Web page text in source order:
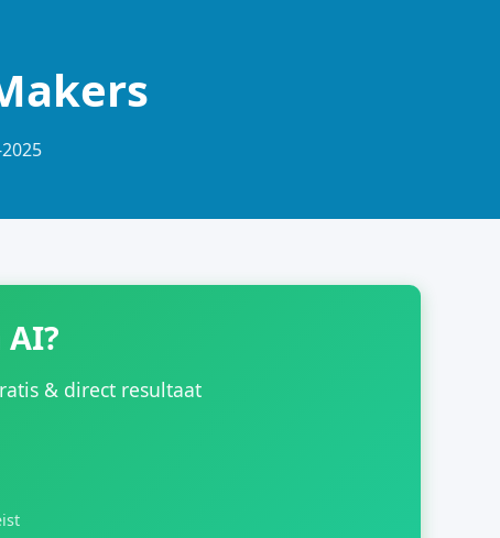
& direct resultaat